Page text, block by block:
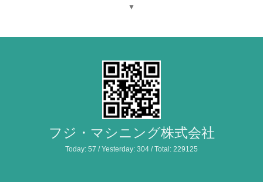
▼
フジ・マシニング株式会社
Today: 57 / Yesterday: 304 / Total: 229125